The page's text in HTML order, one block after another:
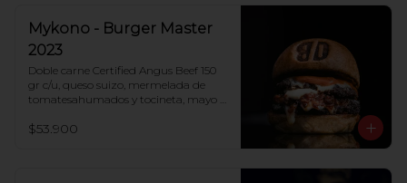
Mykono - Burger Master
2023
Doble carne Certified Angus Beef 150
gr c/u, queso suizo, mermelada de
tomatesahumados y tocineta, mayo
$53.900